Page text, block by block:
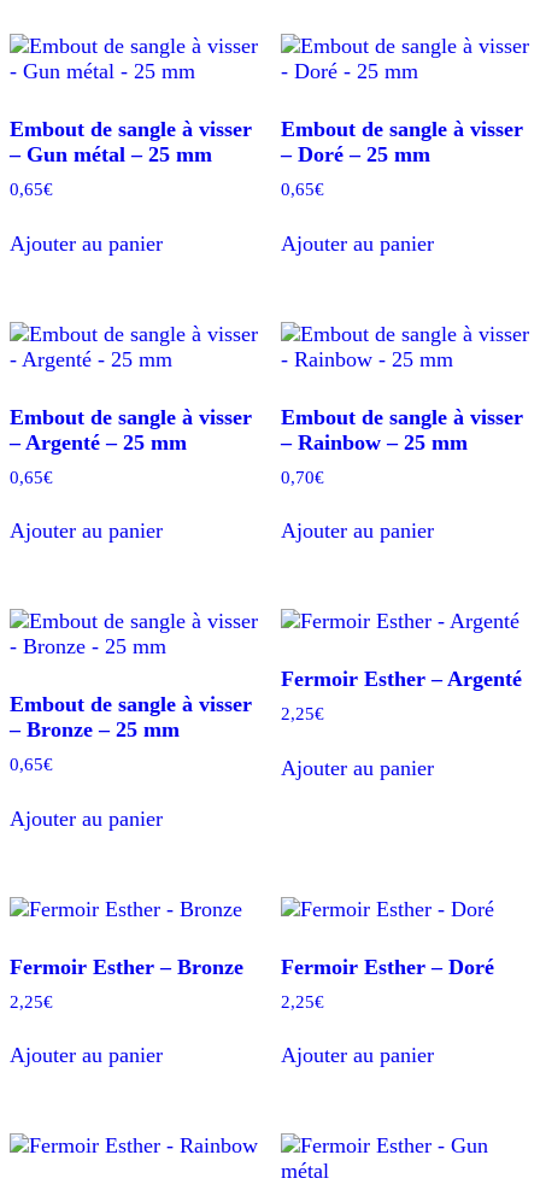
Embout de sangle à visser
– Gun métal – 25 mm
0,65€
Ajouter au panier
Embout de sangle à visser
– Doré – 25 mm
0,65€
Ajouter au panier
Embout de sangle à visser
– Argenté – 25 mm
0,65€
Ajouter au panier
Embout de sangle à visser
– Rainbow – 25 mm
0,70€
Ajouter au panier
Embout de sangle à visser
– Bronze – 25 mm
0,65€
Ajouter au panier
Fermoir Esther – Argenté
2,25€
Ajouter au panier
Fermoir Esther – Bronze
2,25€
Ajouter au panier
Fermoir Esther – Doré
2,25€
Ajouter au panier